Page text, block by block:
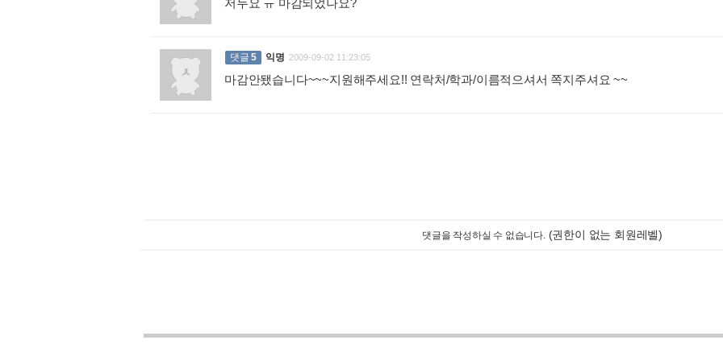
저두요 ㅠ 마감되었나요?
댓글5 익명 2009-09-02 11:23:05
마감안됐습니다~~~지원해주세요!! 연락처/학과/이름적으셔서 쪽지주셔요 ~~
댓글을 작성하실 수 없습니다. (권한이 없는 회원레벨)